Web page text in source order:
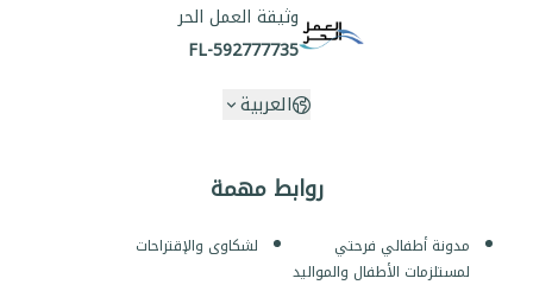
روابط مهمة
مدونة أطفالي فرحتي
لمستلزمات الأطفال والمواليد
لشكاوى والإقتراحات
وثيقة العمل الحر
FL-592777735
العربية